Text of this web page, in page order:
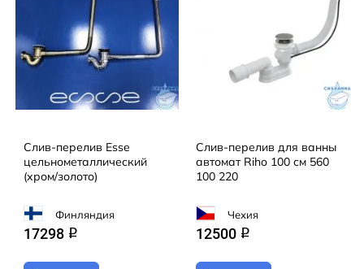
Слив-перелив Esse
цельнометаллический
(хром/золото)
Финляндия
17298 q
Слив-перелив для ванны
автомат Riho 100 см 560
100 220
Чехия
12500 q